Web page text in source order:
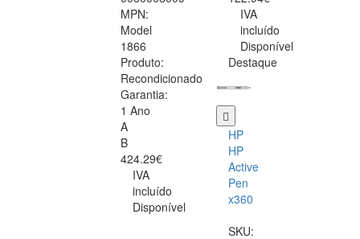
MPN:
Model
1866
Produto:
Recondicionado
Garantia:
1 Ano
A
B
424.29€
IVA
incluído
Disponível
IVA
incluído
Disponível
Destaque
HP
HP
Active
Pen
x360
SKU: